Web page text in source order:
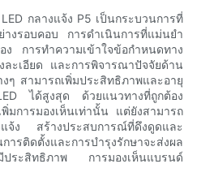
กลางแจ้ง P5 เป็นกระบวนการที่
างรอบคอบ การดำเนินการที่แม่นยำ
ง การทำความเข้าใจข้อกำหนดทาง
ะเอียด และการพิจารณาปัจจัยด้าน
ๆ สามารถเพิ่มประสิทธิภาพและอายุ
ได้สูงสุด ด้วยแนวทางที่ถูกต้อง
มการมองเห็นเท่านั้น แต่ยังสามารถ
แจ้ง สร้างประสบการณ์ที่ดึงดูดและ
ารติดตั้งและการบำรุงรักษาจะส่งผล
มีประสิทธิภาพ การมองเห็นแบรนด์